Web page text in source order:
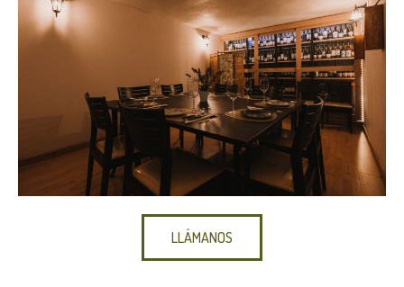
LLÁMANOS